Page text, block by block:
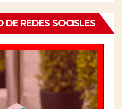
DE REDES SOCISLES